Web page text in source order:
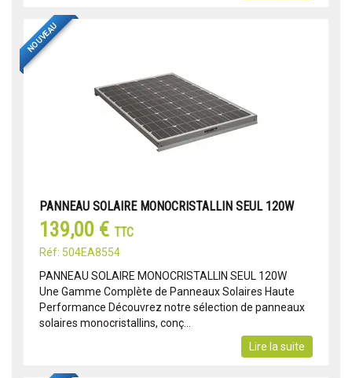
NOUVEAU
PANNEAU SOLAIRE MONOCRISTALLIN SEUL 120W
139,00 € TTC
Réf: 504EA8554
PANNEAU SOLAIRE MONOCRISTALLIN SEUL 120W
Une Gamme Complète de Panneaux Solaires Haute
Performance Découvrez notre sélection de panneaux
solaires monocristallins, conç...
Lire la suite